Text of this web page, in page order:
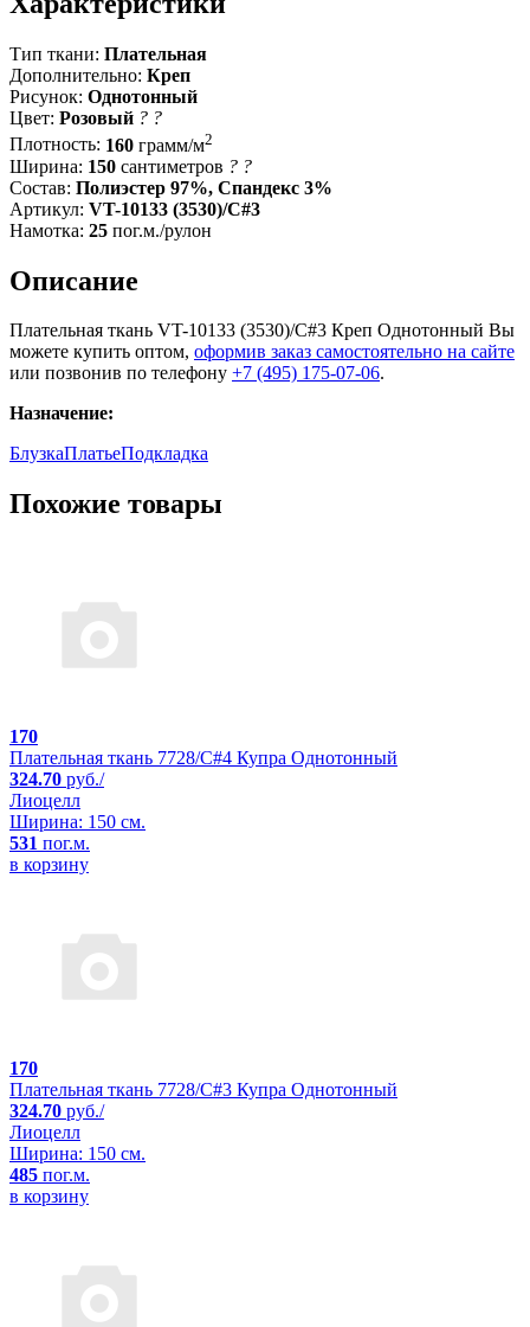
Тип ткани: Плательная
Дополнительно: Креп
Рисунок: Однотонный
Цвет: Розовый ? ?
Плотность: 160 грамм/м2
Ширина: 150 сантиметров ? ?
Состав: Полиэстер 97%, Спандекс 3%
Артикул: VT-10133 (3530)/C#3
Намотка: 25 пог.м./рулон
Описание
Плательная ткань VT-10133 (3530)/C#3 Креп Однотонный Вы
можете купить оптом, оформив заказ самостоятельно на сайте
или позвонив по телефону +7 (495) 175-07-06.
Назначение:
БлузкаПлатьеПодкладка
Похожие товары
170
Плательная ткань 7728/C#4 Купра Однотонный
324.70 руб./
Лиоцелл
Ширина: 150 см.
531 пог.м.
в корзину
170
Плательная ткань 7728/C#3 Купра Однотонный
324.70 руб./
Лиоцелл
Ширина: 150 см.
485 пог.м.
в корзину